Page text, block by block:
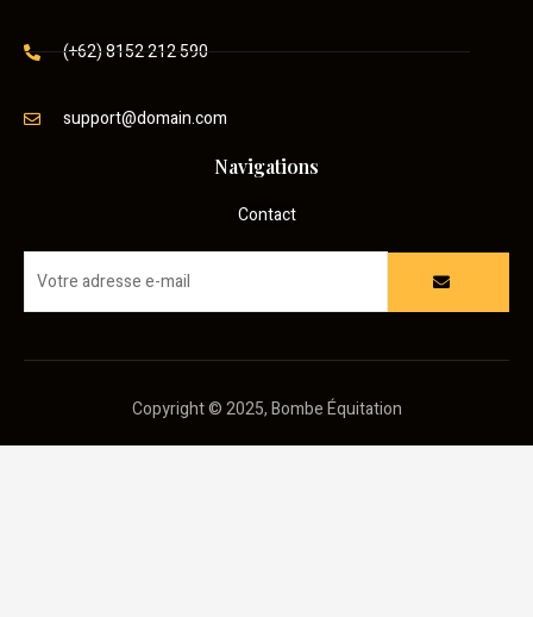
(+62) 8152 212 590
support@domain.com
Navigations
Contact
Copyright © 2025, Bombe Équitation